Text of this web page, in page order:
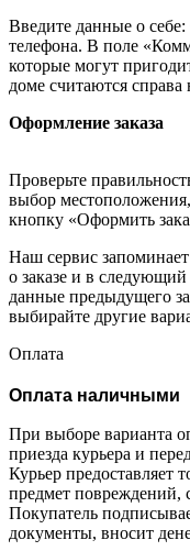
Введите данные о
телефона. В поле
которые могут
доме считаются справа
Оформление заказа
Проверьте
выбор
кнопку «Оформить
Наш сервис
о заказе и в
данные предыдущего
выбирайте другие
Оплата
Оплата наличными
При выборе варианта
приезда курьера и
Курьер предоставляет
предмет повреждений,
Покупатель
документы, вносит